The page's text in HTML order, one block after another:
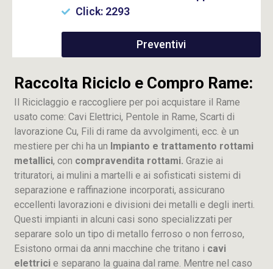
Click: 2293
Preventivi
Raccolta Riciclo e Compro Rame:
Il Riciclaggio e raccogliere per poi acquistare il Rame
usato come: Cavi Elettrici, Pentole in Rame, Scarti di
lavorazione Cu, Fili di rame da avvolgimenti, ecc. è un
mestiere per chi ha un Impianto e trattamento rottami
metallici, con compravendita rottami. Grazie ai
trituratori, ai mulini a martelli e ai sofisticati sistemi di
separazione e raffinazione incorporati, assicurano
eccellenti lavorazioni e divisioni dei metalli e degli inerti.
Questi impianti in alcuni casi sono specializzati per
separare solo un tipo di metallo ferroso o non ferroso,
Esistono ormai da anni macchine che tritano i cavi
elettrici e separano la guaina dal rame. Mentre nel caso